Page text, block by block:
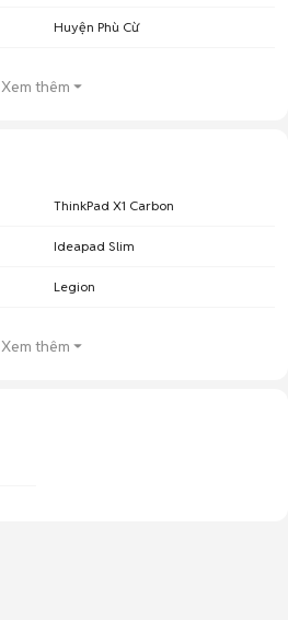
Huyện Phù Cừ
Xem thêm
ThinkPad X1 Carbon
Ideapad Slim
Legion
Xem thêm